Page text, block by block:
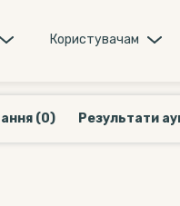
Користувачам
(0) Результати